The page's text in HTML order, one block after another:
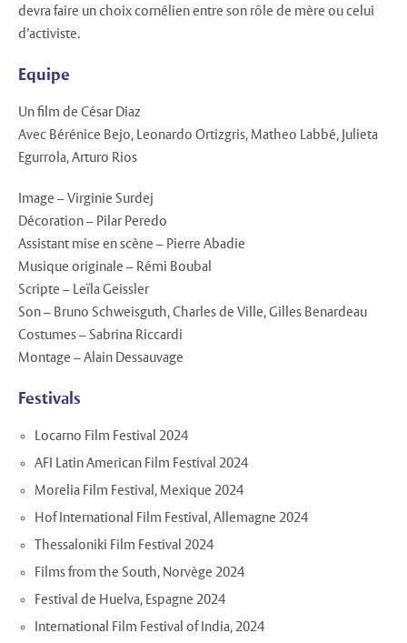
devra faire un choix cornélien entre son rôle de mère ou celui
d’activiste.
Equipe
Un film de César Diaz
Avec Bérénice Bejo, Leonardo Ortizgris, Matheo Labbé, Julieta
Egurrola, Arturo Rios
Image – Virginie Surdej
Décoration – Pilar Peredo
Assistant mise en scène – Pierre Abadie
Musique originale – Rémi Boubal
Scripte – Leïla Geissler
Son – Bruno Schweisguth, Charles de Ville, Gilles Benardeau
Costumes – Sabrina Riccardi
Montage – Alain Dessauvage
Festivals
Locarno Film Festival 2024
AFI Latin American Film Festival 2024
Morelia Film Festival, Mexique 2024
Hof International Film Festival, Allemagne 2024
Thessaloniki Film Festival 2024
Films from the South, Norvège 2024
Festival de Huelva, Espagne 2024
International Film Festival of India, 2024